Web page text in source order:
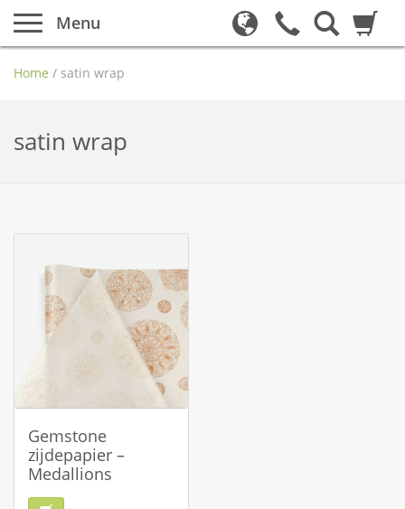
Menu
Home / satin wrap
satin wrap
Gemstone
zijdepapier –
Medallions